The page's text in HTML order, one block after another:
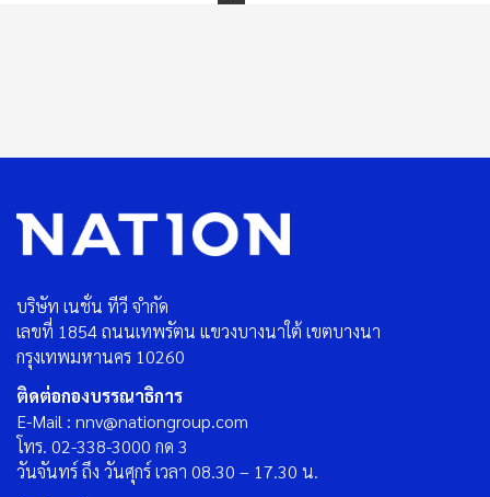
บริษัท เนชั่น ทีวี จำกัด
เลขที่ 1854 ถนนเทพรัตน แขวงบางนาใต้ เขตบางนา
กรุงเทพมหานคร 10260
ติดต่อกองบรรณาธิการ
E-Mail : nnv@nationgroup.com
โทร. 02-338-3000 กด 3
วันจันทร์ ถึง วันศุกร์ เวลา 08.30 – 17.30 น.